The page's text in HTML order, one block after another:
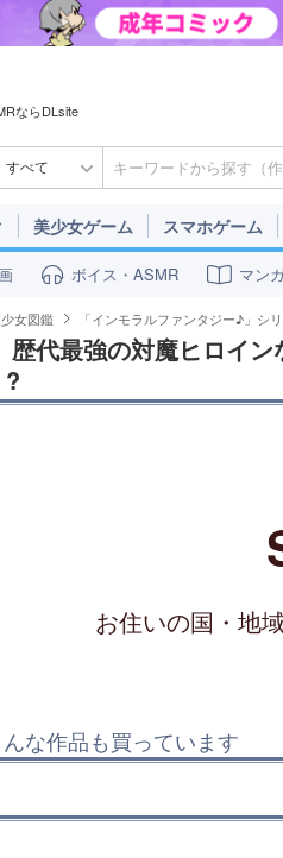
ならDLsite
すべて
美少女ゲーム スマホゲーム
ボイス・ASMR マン
女図鑑 「インモラルファンタジー♪」シ
歴代最強の対魔ヒロイ
お住いの国・地
な作品も買っています